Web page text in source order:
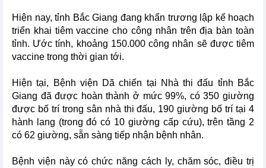
Hiện nay, tỉnh Bắc Giang đang khẩn trương lập kế hoạch
triển khai tiêm vaccine cho công nhân trên địa bàn toàn
tỉnh. Ước tính, khoảng 150.000 công nhân sẽ được tiêm
vaccine trong thời gian tới.
Hiện tại, Bệnh viện Dã chiến tại Nhà thi đấu tỉnh Bắc
Giang đã được hoàn thành ở mức 99%, có 350 giường
được bố trí trong sân nhà thi đấu, 190 giường bố trí tại 4
hành lang (trong đó có 10 giường cấp cứu), trên tầng 2
có 62 giường, sẵn sàng tiếp nhận bệnh nhân.
Bệnh viện này có chức năng cách ly, chăm sóc, điều trị